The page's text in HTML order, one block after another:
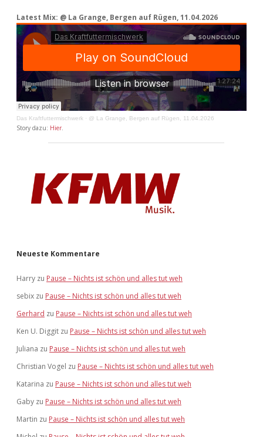
Latest Mix: @ La Grange, Bergen auf Rügen, 11.04.2026
Das Kraftfuttermischwerk · @ La Grange, Bergen auf Rügen, 11.04.2026
Story dazu: Hier
Neueste Kommentare
Harry zu Pause – Nichts ist schön und alles tut weh
sebix zu Pause – Nichts ist schön und alles tut weh
Gerhard zu Pause – Nichts ist schön und alles tut weh
Ken U. Diggit zu Pause – Nichts ist schön und alles tut weh
Juliana zu Pause – Nichts ist schön und alles tut weh
Christian Vogel zu Pause – Nichts ist schön und alles tut weh
Katarina zu Pause – Nichts ist schön und alles tut weh
Gaby zu Pause – Nichts ist schön und alles tut weh
Martin zu Pause – Nichts ist schön und alles tut weh